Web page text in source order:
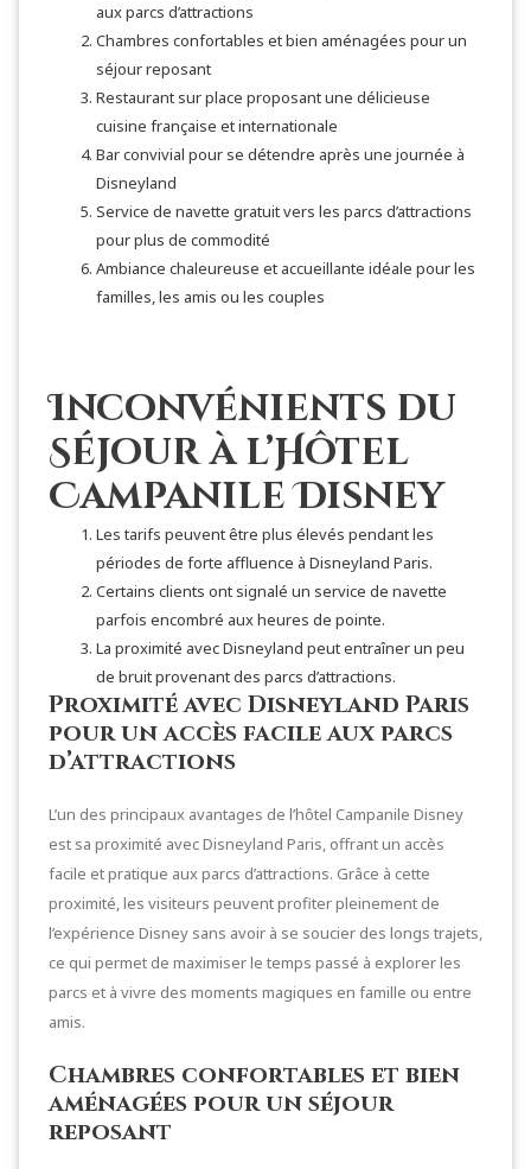
aux parcs d’attractions
Chambres confortables et bien aménagées pour un
séjour reposant
Restaurant sur place proposant une délicieuse
cuisine française et internationale
Bar convivial pour se détendre après une journée à
Disneyland
Service de navette gratuit vers les parcs d’attractions
pour plus de commodité
Ambiance chaleureuse et accueillante idéale pour les
familles, les amis ou les couples
Inconvénients du
Séjour à l’Hôtel
Campanile Disney
Les tarifs peuvent être plus élevés pendant les
périodes de forte affluence à Disneyland Paris.
Certains clients ont signalé un service de navette
parfois encombré aux heures de pointe.
La proximité avec Disneyland peut entraîner un peu
de bruit provenant des parcs d’attractions.
Proximité avec Disneyland Paris
pour un accès facile aux parcs
d’attractions
L’un des principaux avantages de l’hôtel Campanile Disney
est sa proximité avec Disneyland Paris, offrant un accès
facile et pratique aux parcs d’attractions. Grâce à cette
proximité, les visiteurs peuvent profiter pleinement de
l’expérience Disney sans avoir à se soucier des longs trajets,
ce qui permet de maximiser le temps passé à explorer les
parcs et à vivre des moments magiques en famille ou entre
amis.
Chambres confortables et bien
aménagées pour un séjour
reposant